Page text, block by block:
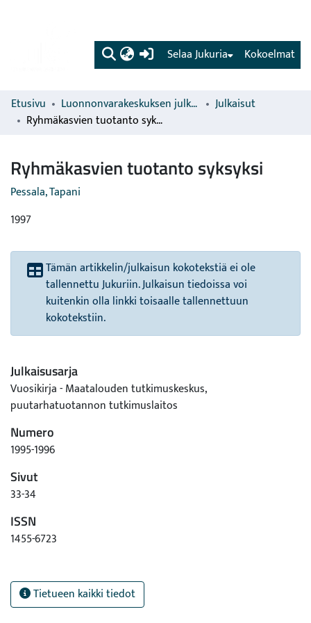
(current) Kokoelmat
Selaa Jukuria
Etusivu Luonnonvarakeskuksen julkaisut
Julkaisut
Ryhmäkasvien tuotanto syksyksi
Ryhmäkasvien tuotanto syksyksi
Pessala, Tapani
1997
Tämän artikkelin/julkaisun kokotekstiä ei ole
tallennettu Jukuriin. Julkaisun tiedoissa voi
kuitenkin olla linkki toisaalle tallennettuun
kokotekstiin.
Julkaisusarja
Vuosikirja - Maatalouden tutkimuskeskus,
puutarhatuotannon tutkimuslaitos
Numero
1995-1996
Sivut
33-34
ISSN
1455-6723
Tietueen kaikki tiedot